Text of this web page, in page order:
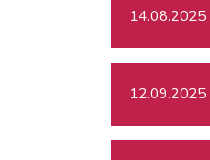
14.08.2025
12.09.2025